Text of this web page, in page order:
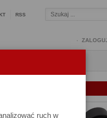
ruch w
RSS